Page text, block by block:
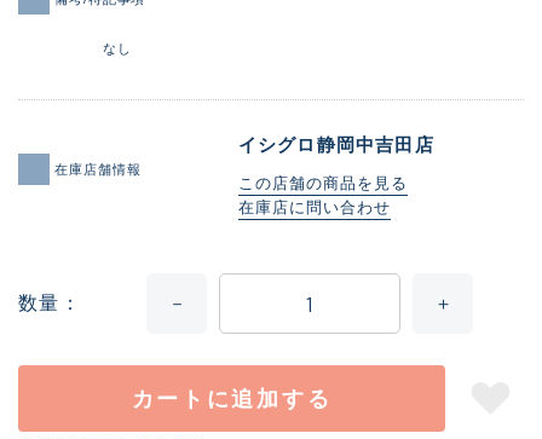
なし
在庫店舗情報
イシグロ静岡中吉田店
この店舗の商品を見る
在庫店に問い合わせ
数量
カートに追加する